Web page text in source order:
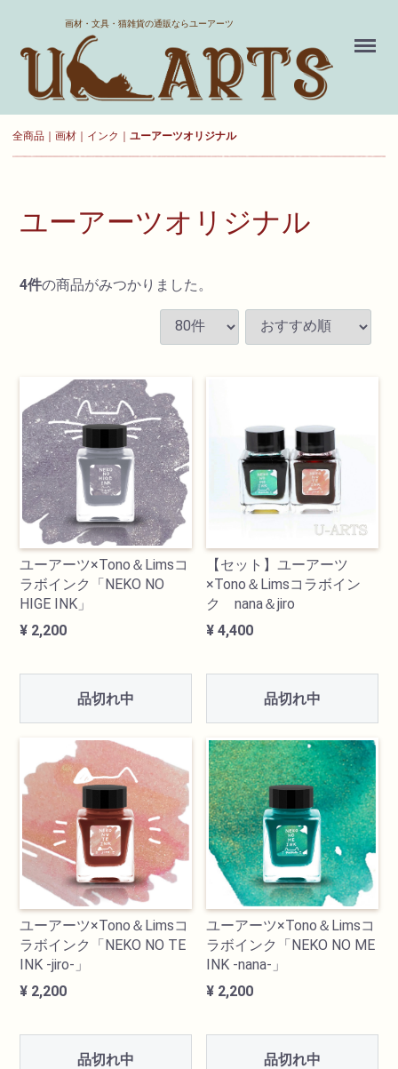
画材・文具・猫雑貨の通販ならユーアーツ
Menu
全商品 画材 インク ユーアーツオリジナル
ユーアーツオリジナル
4件の商品がみつかりました。
ユーアーツ×Tono＆Limsコ
ラボインク「NEKO NO
HIGE INK」
¥ 2,200
品切れ中
【セット】ユーアーツ
×Tono＆Limsコラボイン
ク nana＆jiro
¥ 4,400
品切れ中
ユーアーツ×Tono＆Limsコ
ラボインク「NEKO NO TE
INK -jiro-」
¥ 2,200
品切れ中
ユーアーツ×Tono＆Limsコ
ラボインク「NEKO NO ME
INK -nana-」
¥ 2,200
品切れ中
ホーム
送料について
新規会員登録
カート
検索
カテゴリ
油絵具
透明水彩絵具
不透明水彩絵具
アクリル絵具